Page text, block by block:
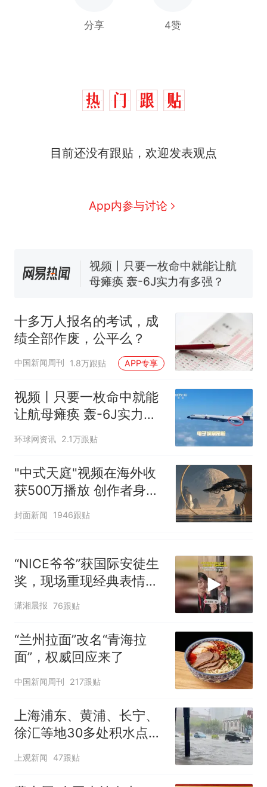
分享 4赞
目前还没有跟贴，欢迎发表观点
App内参与讨论
新 全球唯一没有法定首都的国
家，刚改国名，总统就邀请中
了……
视频丨只要一枚命中就能让航
母瘫痪 轰-6J实力有多强？
电力部门回应
台风"白海豚"登陆 中心附近最
大风力14级
热 十多万人报名的考试，成绩
十多万人报名的考试，成
绩全部作废，公平么？
中国新闻周刊 1.8万跟贴 APP专享
视频丨只要一枚命中就能
让航母瘫痪 轰-6J实力有
多强？
环球网资讯 2.1万跟贴
"中式天庭"视频在海外收
获500万播放 创作者身份
披露
封面新闻 1946跟贴
“NICE爷爷”获国际安徒生
奖，现场重现经典表情
包，向中国粉丝问好
潇湘晨报 76跟贴
“兰州拉面”改名“青海拉
面”，权威回应来了
中国新闻周刊 217跟贴
上海浦东、黄浦、长宁、
徐汇等地30多处积水点正
在抢排
上观新闻 47跟贴